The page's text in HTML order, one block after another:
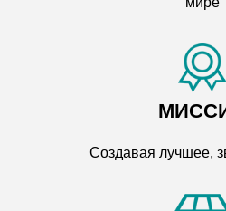
Создавая лучшее,